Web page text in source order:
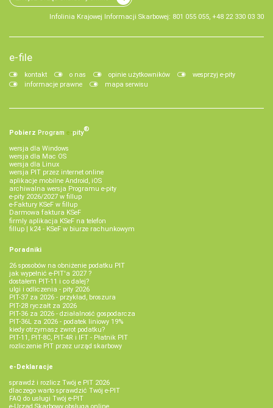
Infolinia Krajowej Informacji Skarbowej: 801 055 055, +48 22 330 03 30
e-file
kontakt o nas opinie użytkowników
wesprzyj e-pity
informacje prawne
mapa serwisu
Pobierz Program e‑pity®
wersja dla Windows
wersja dla Mac OS
wersja dla Linux
wersja PIT przez internet online
aplikacje mobilne Android, iOS
archiwalna wersja Programu e-pity
e-pity 2026/2027 w fillup
e‑Faktury KSeF w fillup
Darmowa faktura KSeF
firmly aplikacja KSeF na telefon
fillup | k24 - KSeF w biurze rachunkowym
Poradniki
26 sposobów na obniżenie podatku PIT
jak wypełnić e-PIT'a 2027 ?
dostałem PIT-11 i co dalej?
ulgi i odliczenia - pity 2026
PIT-37 za 2026 - przykład, broszura
PIT-28 ryczałt za 2026
PIT-36 za 2026 - działalność gospodarcza
PIT-36L za 2026 - podatek liniowy 19%
kiedy otrzymasz zwrot podatku?
PIT-11, PIT-8C, PIT-4R i IFT - Płatnik PIT
rozliczenie PIT przez urząd skarbowy
e-Deklaracje
sprawdź i rozlicz Twój e PIT 2026
dlaczego warto sprawdzić Twój e-PIT
FAQ do usługi Twój e-PIT